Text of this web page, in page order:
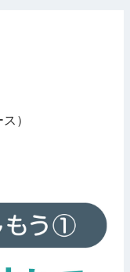
）